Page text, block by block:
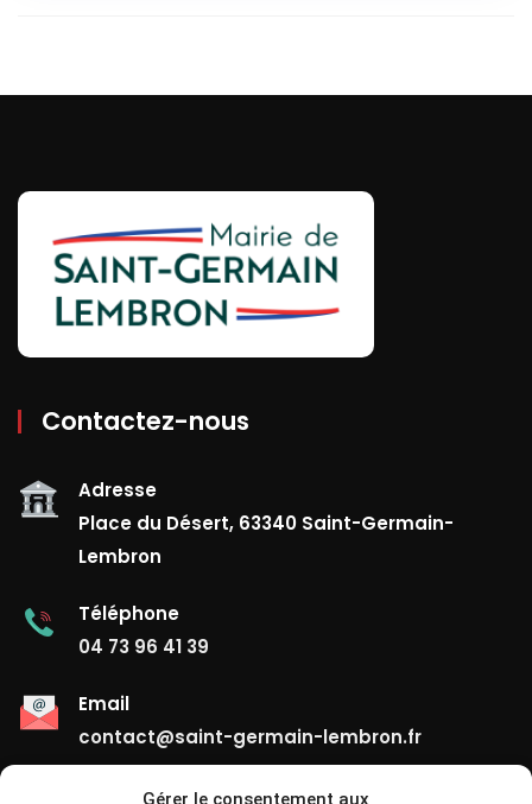
Gérer le consentement aux
Contactez-nous
Adresse
Place du Désert, 63340 Saint-Germain-
Lembron
Téléphone
04 73 96 41 39
Email
contact@saint-germain-lembron.fr